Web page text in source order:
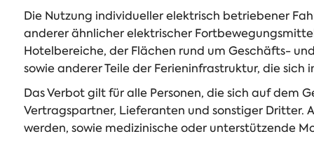
Die Nutzung individueller elektrisch betriebener
anderer ähnlicher elektrischer
Hotelbereiche, der Flächen rund um Geschäfts-
sowie anderer Teile der Ferieninfrastruktur, die
Das Verbot gilt für alle Personen, die sich auf dem
Vertragspartner, Lieferanten und sonstiger Dritter.
werden, sowie medizinische oder unterstützende